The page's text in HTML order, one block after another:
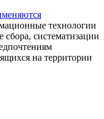
технологии
систематизации
на территории